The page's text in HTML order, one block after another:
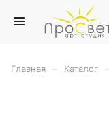
Главная Каталог